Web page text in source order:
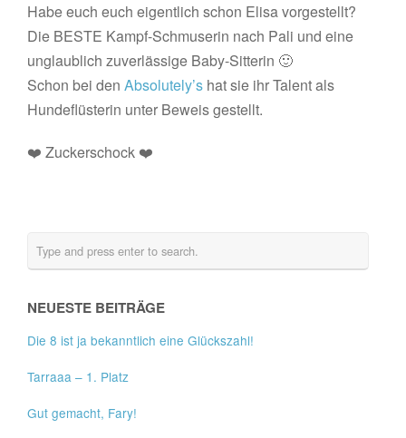
Habe euch euch eigentlich schon Elisa vorgestellt?
Die BESTE Kampf-Schmuserin nach Pali und eine
unglaublich zuverlässige Baby-Sitterin 🙂
Schon bei denAbsolutely’s hat sie ihr Talent als
Hundeflüsterin unter Beweis gestellt.
❤️ Zuckerschock ❤️
NEUESTE BEITRÄGE
Die 8 ist ja bekanntlich eine Glückszahl!
Tarraaa – 1. Platz
Gut gemacht, Fary!